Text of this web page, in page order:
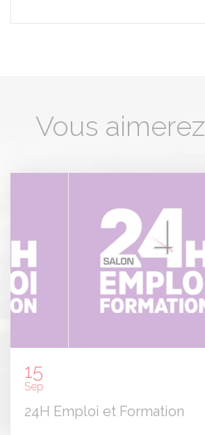
Vous aimerez
15
Sep
24H Emploi et Formation